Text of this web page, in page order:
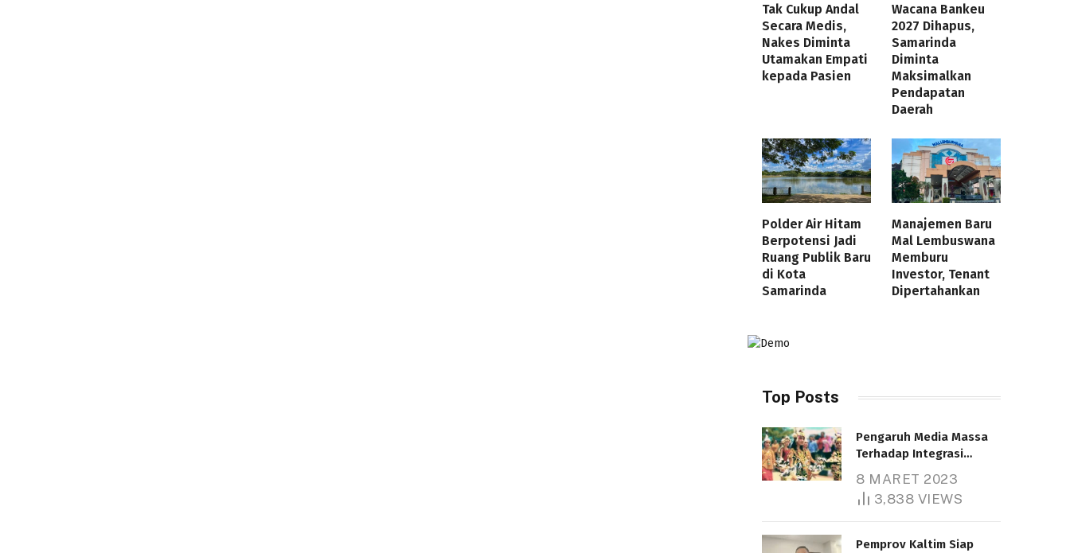
Tak Cukup Andal
Secara Medis,
Nakes Diminta
Utamakan Empati
kepada Pasien
Wacana Bankeu
2027 Dihapus,
Samarinda
Diminta
Maksimalkan
Pendapatan
Daerah
Polder Air Hitam
Berpotensi Jadi
Ruang Publik Baru
di Kota
Samarinda
Manajemen Baru
Mal Lembuswana
Memburu
Investor, Tenant
Dipertahankan
Top Posts
Pengaruh Media Massa
Terhadap Integrasi
8 MARET 2023
3,838 VIEWS
Pemprov Kaltim Siap